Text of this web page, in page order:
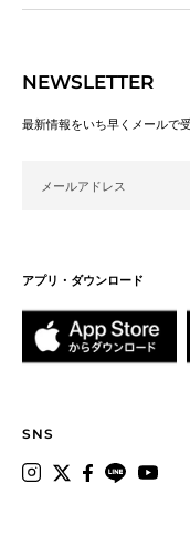
アプリ・ダウンロード
SNS
NEWSLETTER
最新情報をいち早くメールで
メールアドレス